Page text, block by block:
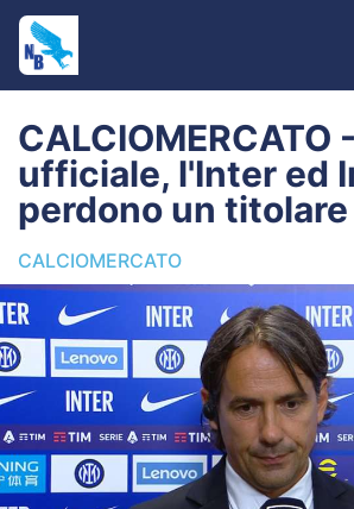
Home
News
Editoriale
Pagelle
Settore Giovanile
Lazio Women
CALCIOMERCATO
ufficiale, l'Inter ed
perdono un titolare
CALCIOMERCATO